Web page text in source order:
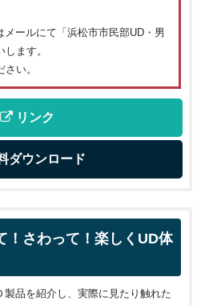
ールにて「浜松市市民部UD・男
ます。
い。
リンク
ダウンロード
！さわって！楽しくUD体
品を紹介し、実際に見たり触れた